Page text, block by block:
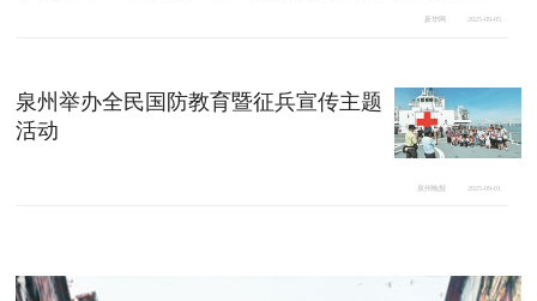
新华网 2025-09-05
泉州举办全民国防教育暨征兵宣传主题
活动
泉州晚报 2025-09-01